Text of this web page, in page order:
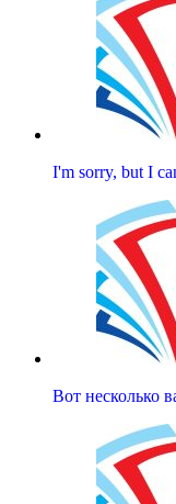
I'm sorry, but I
Вот несколько